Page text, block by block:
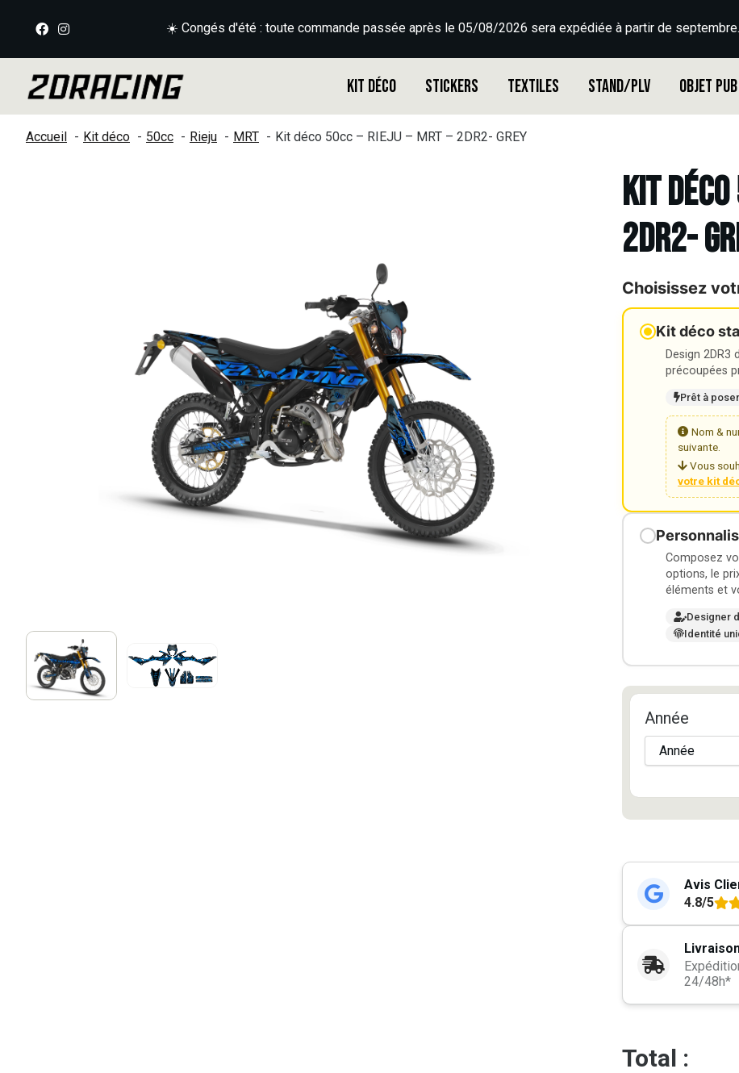
☀️ Congés d'été : toute commande passée après le 05/08/2026 sera expédiée à partir de
Kit déco Stickers Textiles Stand/PLV Objet Pub
Accueil Kit déco 50cc Rieju MRT Kit déco 50cc – RIEJU – MRT – 2DR2- GREY
Kit déco
2DR2-
Choisissez
Kit déco
Design 2DR3
précoupées
Prêt à poser
Nom &
suivante.
Vous
votre kit
Composez
options, le
éléments et
Designer
Identité
Année
Avis
4.8/5
24/48h*
Total :